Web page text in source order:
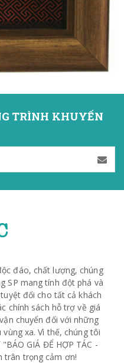
TRÌNH KHUYẾN
đáo, chất lượng, chúng
SP mang tính đột phá và
đối cho tất cả khách
chính sách hỗ trợ về giá
chuyển đối với những
xa. Vì thế, chúng tôi
GIÁ ĐỂ HỢP TÁC -
trân trọng cảm ơn!